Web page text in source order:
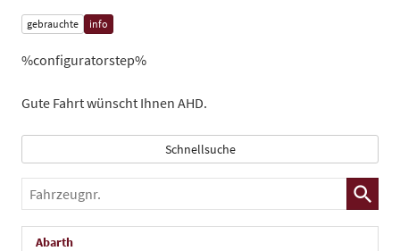
gebrauchte info
%configuratorstep%
Gute Fahrt wünscht Ihnen AHD.
Schnellsuche
Fahrzeugnr.
Abarth